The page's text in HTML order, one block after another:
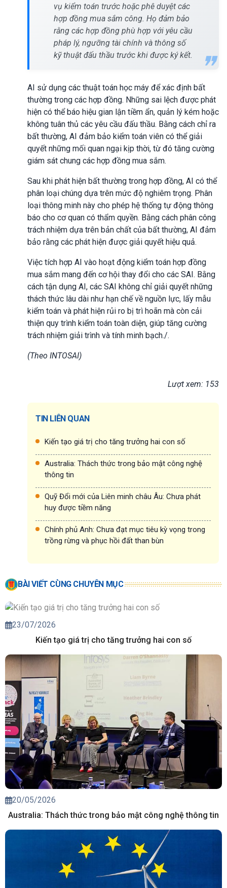
vụ kiểm toán trước hoặc phê duyệt các
hợp đồng mua sắm công. Họ đảm bảo
rằng các hợp đồng phù hợp với yêu cầu
pháp lý, ngưỡng tài chính và thông số
kỹ thuật đấu thầu trước khi được ký kết.
AI sử dụng các thuật toán học máy để xác định bất
thường trong các hợp đồng. Những sai lệch được phát
hiện có thể báo hiệu gian lận tiềm ẩn, quản lý kém hoặc
không tuân thủ các yêu cầu đấu thầu. Bằng cách chỉ ra
bất thường, AI đảm bảo kiểm toán viên có thể giải
quyết những mối quan ngại kịp thời, từ đó tăng cường
giám sát chung các hợp đồng mua sắm.
Sau khi phát hiện bất thường trong hợp đồng, AI có thể
phân loại chúng dựa trên mức độ nghiêm trọng. Phân
loại thông minh này cho phép hệ thống tự động thông
báo cho cơ quan có thẩm quyền. Bằng cách phân công
trách nhiệm dựa trên bản chất của bất thường, AI đảm
bảo rằng các phát hiện được giải quyết hiệu quả.
Việc tích hợp AI vào hoạt động kiểm toán hợp đồng
mua sắm mang đến cơ hội thay đổi cho các SAI. Bằng
cách tận dụng AI, các SAI không chỉ giải quyết những
thách thức lâu dài như hạn chế về nguồn lực, lấy mẫu
kiểm toán và phát hiện rủi ro bị trì hoãn mà còn cải
thiện quy trình kiểm toán toàn diện, giúp tăng cường
trách nhiệm giải trình và tính minh bạch./.
(Theo INTOSAI)
Lượt xem: 153
TIN LIÊN QUAN
Kiến tạo giá trị cho tăng trưởng hai con số
Australia: Thách thức trong bảo mật công nghệ
thông tin
Quỹ Đổi mới của Liên minh châu Âu: Chưa phát
huy được tiềm năng
Chính phủ Anh: Chưa đạt mục tiêu kỳ vọng trong
trồng rừng và phục hồi đất than bùn
BÀI VIẾT CÙNG CHUYÊN MỤC
23/07/2026
Kiến tạo giá trị cho tăng trưởng hai con số
20/05/2026
Australia: Thách thức trong bảo mật công nghệ thông tin